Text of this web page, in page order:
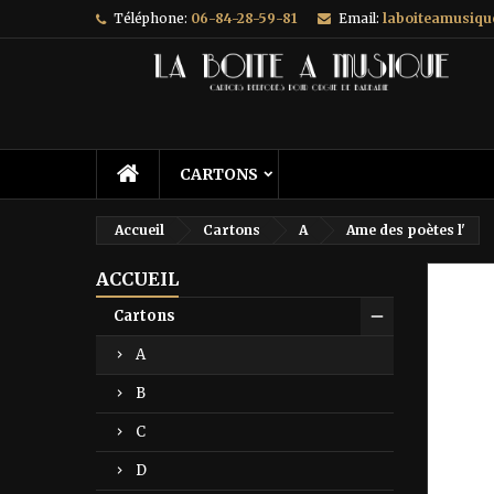
Téléphone: 06-84-28-59-81 Email:
CARTONS
Accueil Cartons A Ame des poètes l'
ACCUEIL
Cartons
A
B
C
D